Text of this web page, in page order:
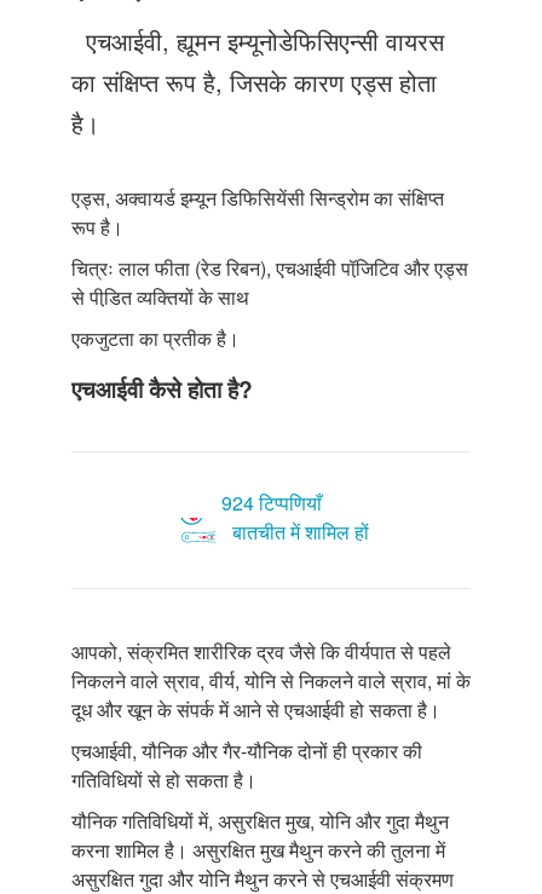
संपर्क करें
एचआईवी, ह्यूमन इम्यूनोडेफिसिएन्सी वायरस
का संक्षिप्त रूप है, जिसके कारण एड्स होता
है।
एड्स, अक्वायर्ड इम्यून डिफिसियेंसी सिन्ड्रोम का संक्षिप्त
रूप है।
चित्रः लाल फीता (रेड रिबन), एचआईवी पॉजि़टिव और एड्स
से पीडि़त व्यक्तियों के साथ
एकजुटता का प्रतीक है।
एचआईवी कैसे होता है?
924 टिप्पणियाँ
बातचीत में शामिल हों
आपको, संक्रमित शारीरिक द्रव जैसे कि वीर्यपात से पहले
निकलने वाले स्राव, वीर्य, योनि से निकलने वाले स्राव, मां के
दूध और खून के संपर्क में आने से एचआईवी हो सकता है।
एचआईवी, यौनिक और गैर-यौनिक दोनों ही प्रकार की
गतिविधियों से हो सकता है।
यौनिक गतिविधियों में, असुरक्षित मुख, योनि और गुदा मैथुन
करना शामिल है। असुरक्षित मुख मैथुन करने की तुलना में
असुरक्षित गुदा और योनि मैथुन करने से एचआईवी संक्रमण